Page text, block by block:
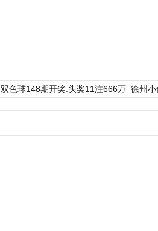
双色球148期开奖:头奖11注666万 徐州